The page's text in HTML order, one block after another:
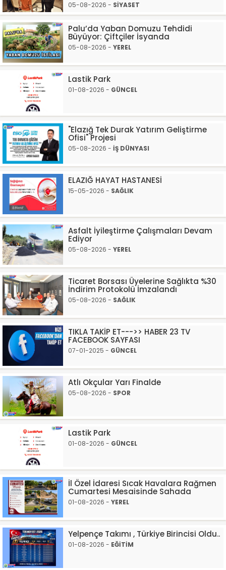
05-08-2026 - SİYASET
Palu’da Yaban Domuzu Tehdidi
Büyüyor: Çiftçiler İsyanda
05-08-2026 - YEREL
Lastik Park
01-08-2026 - GÜNCEL
"Elazığ Tek Durak Yatırım Geliştirme
Ofisi" Projesi
05-08-2026 - İŞ DÜNYASI
ELAZIĞ HAYAT HASTANESİ
15-05-2026 - SAĞLIK
Asfalt İyileştirme Çalışmaları Devam
Ediyor
05-08-2026 - YEREL
Ticaret Borsası Üyelerine Sağlıkta %30
İndirim Protokolü İmzalandı
05-08-2026 - SAĞLIK
TIKLA TAKİP ET--->> HABER 23 TV
FACEBOOK SAYFASI
07-01-2025 - GÜNCEL
Atlı Okçular Yarı Finalde
05-08-2026 - SPOR
Lastik Park
01-08-2026 - GÜNCEL
İl Özel İdaresi Sıcak Havalara Rağmen
Cumartesi Mesaisinde Sahada
01-08-2026 - YEREL
Yelpençe Takımı , Türkiye Birincisi Oldu..
01-08-2026 - EĞİTİM